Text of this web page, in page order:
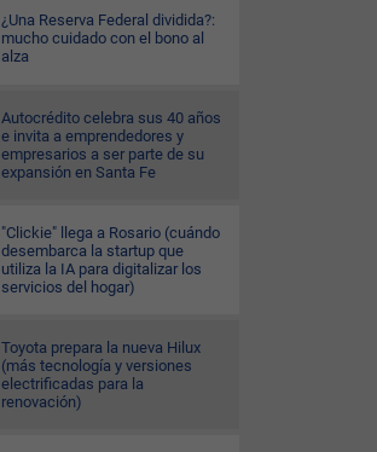
¿Una Reserva Federal dividida?:
mucho cuidado con el bono al
alza
Autocrédito celebra sus 40 años
e invita a emprendedores y
empresarios a ser parte de su
expansión en Santa Fe
"Clickie" llega a Rosario (cuándo
desembarca la startup que
utiliza la IA para digitalizar los
servicios del hogar)
Toyota prepara la nueva Hilux
(más tecnología y versiones
electrificadas para la
renovación)